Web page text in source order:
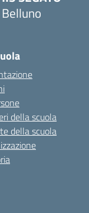
Belluno
della scuola
della scuola